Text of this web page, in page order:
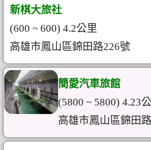
新棋大旅社
(600 ~ 600) 4.2公里
高雄市鳳山區錦田路226號
簡愛汽車旅館
(5800 ~ 5800) 4.23
高雄市鳳山區錦田